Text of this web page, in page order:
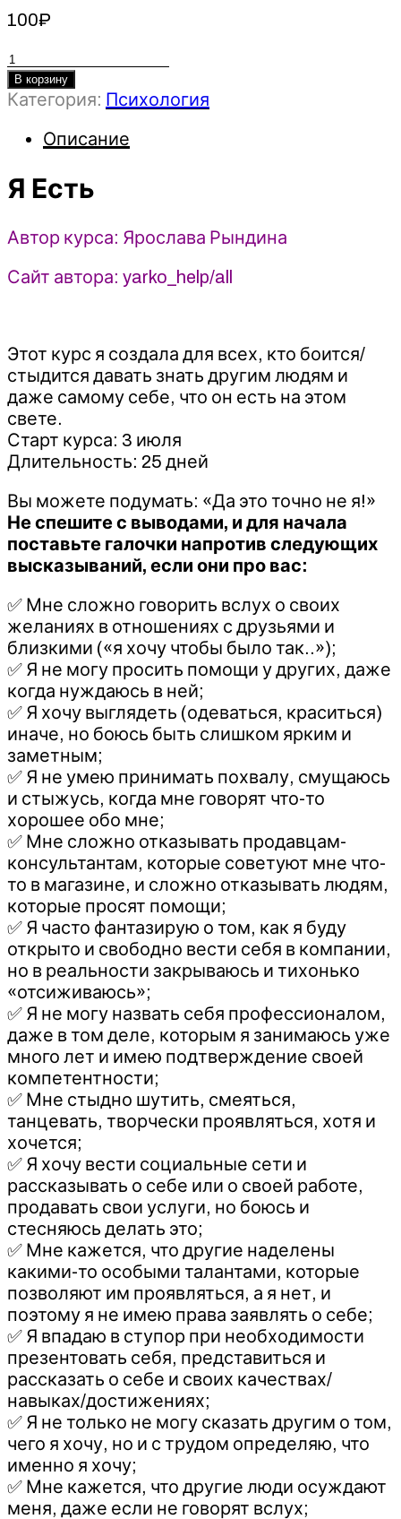
100₽
Количество
товара
Я
Рындина
(2023)
Тариф
Только
материалы
В корзину
Категория: Психология
Описание
Я Есть
Автор курса: Ярослава Рындина
Сайт автора: yarko_help/all
Этот курс я создала для всех, кто боится/
стыдится давать знать другим людям и
даже самому себе, что он есть на этом
свете.
Старт курса: 3 июля
Длительность: 25 дней
Вы можете подумать: «Да это точно не я!»
Не спешите с выводами, и для начала
поставьте галочки напротив следующих
высказываний, если они про вас:
✅ Мне сложно говорить вслух о своих
желаниях в отношениях с друзьями и
близкими («я хочу чтобы было так..»);
✅ Я не могу просить помощи у других, даже
когда нуждаюсь в ней;
✅ Я хочу выглядеть (одеваться, краситься)
иначе, но боюсь быть слишком ярким и
заметным;
✅ Я не умею принимать похвалу, смущаюсь
и стыжусь, когда мне говорят что-то
хорошее обо мне;
✅ Мне сложно отказывать продавцам-
консультантам, которые советуют мне что-
то в магазине, и сложно отказывать людям,
которые просят помощи;
✅ Я часто фантазирую о том, как я буду
открыто и свободно вести себя в компании,
но в реальности закрываюсь и тихонько
«отсиживаюсь»;
✅ Я не могу назвать себя профессионалом,
даже в том деле, которым я занимаюсь уже
много лет и имею подтверждение своей
компетентности;
✅ Мне стыдно шутить, смеяться,
танцевать, творчески проявляться, хотя и
хочется;
✅ Я хочу вести социальные сети и
рассказывать о себе или о своей работе,
продавать свои услуги, но боюсь и
стесняюсь делать это;
✅ Мне кажется, что другие наделены
какими-то особыми талантами, которые
позволяют им проявляться, а я нет, и
поэтому я не имею права заявлять о себе;
✅ Я впадаю в ступор при необходимости
презентовать себя, представиться и
рассказать о себе и своих качествах/
навыках/достижениях;
✅ Я не только не могу сказать другим о том,
чего я хочу, но и с трудом определяю, что
именно я хочу;
✅ Мне кажется, что другие люди осуждают
меня, даже если не говорят вслух;